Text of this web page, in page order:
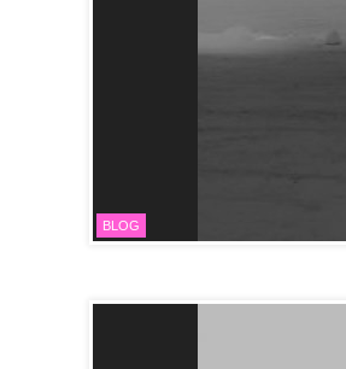
BLOG